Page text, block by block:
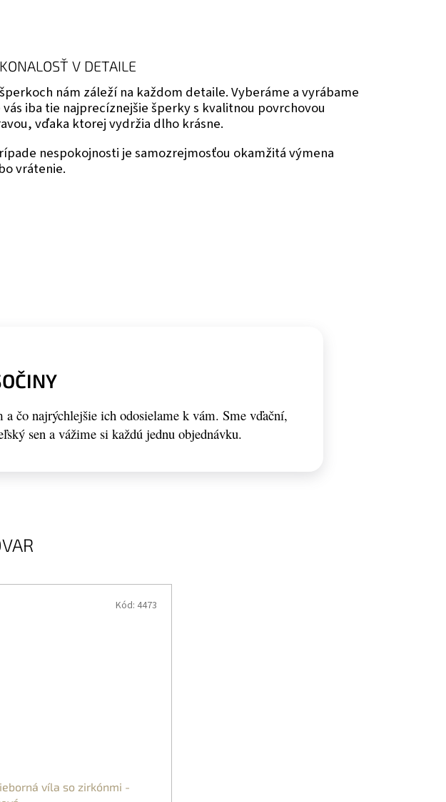
víla so zirkónmi -
Kód: 4473
V DETAILE
nám záleží na každom detaile. Vyberáme a vyrábame
vás iba tie najprecíznejšie šperky s kvalitnou povrchovou
vďaka ktorej vydržia dlho krásne.
nespokojnosti je samozrejmosťou okamžitá výmena
vrátenie.
čo najrýchlejšie ich odosielame k vám. Sme vďační,
sen a vážime si každú jednu objednávku.